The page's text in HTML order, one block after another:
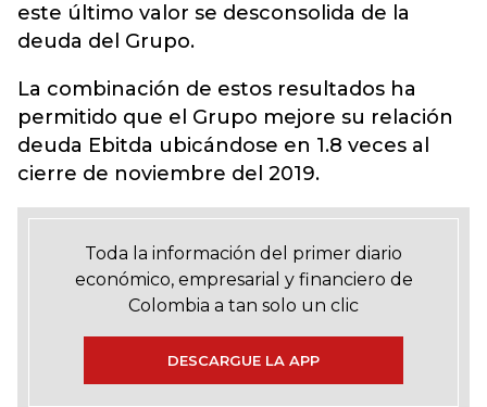
este último valor se desconsolida de la
deuda del Grupo.
La combinación de estos resultados ha
permitido que el Grupo mejore su relación
deuda Ebitda ubicándose en 1.8 veces al
cierre de noviembre del 2019.
Toda la información del primer diario
económico, empresarial y financiero de
Colombia a tan solo un clic
DESCARGUE LA APP